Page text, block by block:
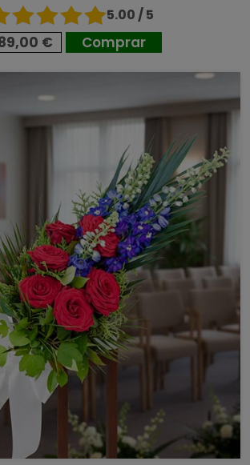
5.00 / 5
€ Comprar